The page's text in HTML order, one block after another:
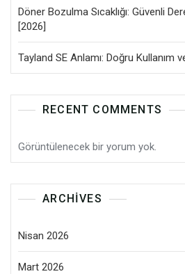
Döner Bozulma Sıcaklığı: Güvenli
[2026]
Tayland SE Anlamı: Doğru Kullanım
RECENT COMMENTS
Görüntülenecek bir yorum yok.
ARCHIVES
Nisan 2026
Mart 2026